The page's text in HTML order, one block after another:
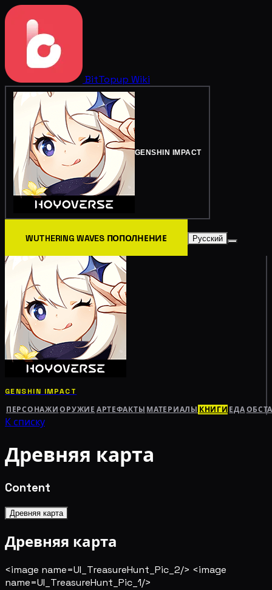
BitTopup Wiki
GENSHIN IMPACT
WUTHERING WAVES ПОПОЛНЕНИЕ Русский
GENSHIN IMPACT
ПЕРСОНАЖИ ОРУЖИЕ АРТЕФАКТЫ МАТЕРИАЛЫ КНИГИ ЕДА
К списку
Древняя карта
Content
Древняя карта
Древняя карта
<image name=UI_TreasureHunt_Pic_2/> <image
name=UI_TreasureHunt_Pic_1/>